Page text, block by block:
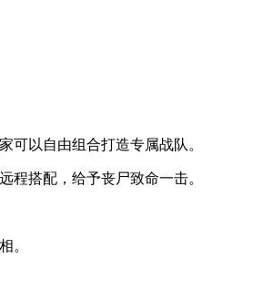
可以自由组合打造专属战队。
程搭配，给予丧尸致命一击。
。